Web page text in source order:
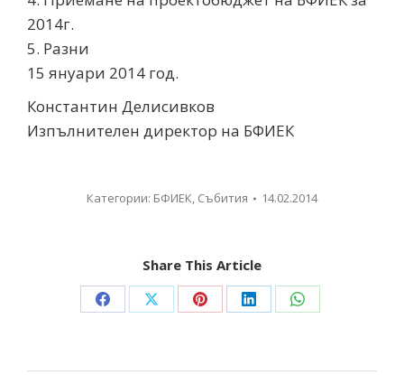
2014г.
5. Разни
15 януари 2014 год.
Константин Делисивков
Изпълнителен директор на БФИЕК
Категории: БФИЕК, Събития 14.02.2014
Share This Article